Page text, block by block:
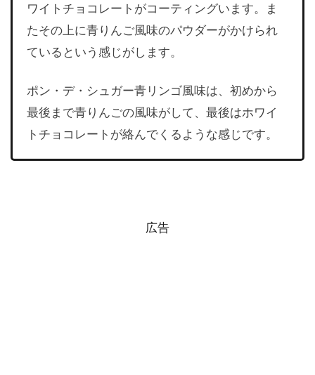
ワイトチョコレートがコーティングいます。ま
たその上に青りんご風味のパウダーがかけられ
ているという感じがします。
ポン・デ・シュガー青リンゴ風味は、初めから
最後まで青りんごの風味がして、最後はホワイ
トチョコレートが絡んでくるような感じです。
広告